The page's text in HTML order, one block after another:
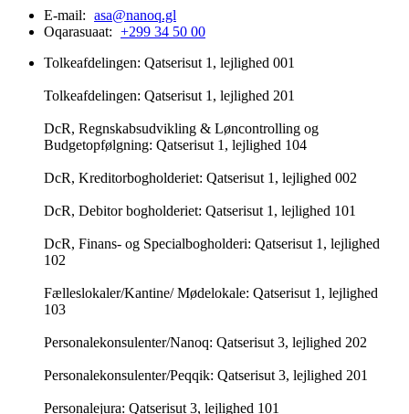
E-mail: asa@nanoq.gl
Oqarasuaat: +299 34 50 00
Tolkeafdelingen: Qatserisut 1, lejlighed 001
Tolkeafdelingen: Qatserisut 1, lejlighed 201
DcR, Regnskabsudvikling & Løncontrolling og
Budgetopfølgning: Qatserisut 1, lejlighed 104
DcR, Kreditorbogholderiet: Qatserisut 1, lejlighed 002
DcR, Debitor bogholderiet: Qatserisut 1, lejlighed 101
DcR, Finans- og Specialbogholderi: Qatserisut 1, lejlighed
102
Fælleslokaler/Kantine/ Mødelokale: Qatserisut 1, lejlighed
103
Personalekonsulenter/Nanoq: Qatserisut 3, lejlighed 202
Personalekonsulenter/Peqqik: Qatserisut 3, lejlighed 201
Personalejura: Qatserisut 3, lejlighed 101